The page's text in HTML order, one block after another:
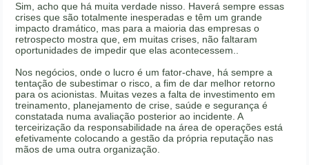
Sim, acho que há muita verdade nisso. Haverá sempre essas
crises que são totalmente inesperadas e têm um grande
impacto dramático, mas para a maioria das empresas o
retrospecto mostra que, em muitas crises, não faltaram
oportunidades de impedir que elas acontecessem..
Nos negócios, onde o lucro é um fator-chave, há sempre a
tentação de subestimar o risco, a fim de dar melhor retorno
para os acionistas. Muitas vezes a falta de investimento em
treinamento, planejamento de crise, saúde e segurança é
constatada numa avaliação posterior ao incidente. A
terceirização da responsabilidade na área de operações está
efetivamente colocando a gestão da própria reputação nas
mãos de uma outra organização.